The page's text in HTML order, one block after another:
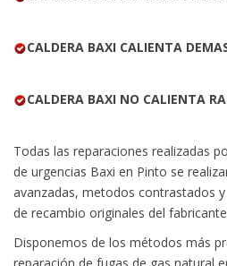
CALDERA BAXI CALIENTA
CALDERA BAXI NO CALIENTA
Todas las reparaciones realizadas
de urgencias Baxi en Pinto se
avanzadas, metodos contrastados
de recambio originales del
Disponemos de los métodos más
reparación de fugas de gas natural